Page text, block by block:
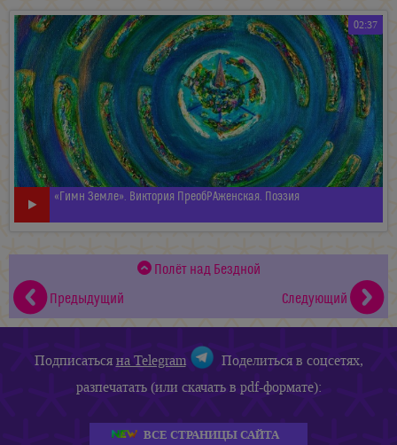
02:37
«Гимн Земле». Виктория ПреобРАженская. Поэзия
Полёт над Бездной
Предыдущий
Следующий
Подписатьсяна Telegram
Поделиться в соцсетях,
разпечатать (или скачать в pdf-формате):
ВСЕ СТРАНИЦЫ САЙТА